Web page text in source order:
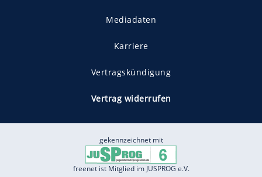
Mediadaten
Karriere
Vertragskündigung
Vertrag widerrufen
gekennzeichnet mit
freenet ist Mitglied im JUSPROG e.V.